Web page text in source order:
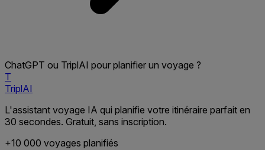
ChatGPT ou TriplAI pour planifier un voyage ?
T
TriplAI
L'assistant voyage IA qui planifie votre itinéraire parfait en
30 secondes. Gratuit, sans inscription.
+10 000 voyages planifiés